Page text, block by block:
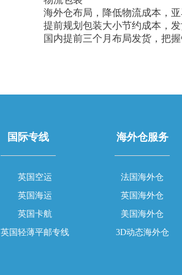
海外仓布局，降低物流成本，
提前规划包装大小节约成本，
国内提前三个月布局发货，把握
国际专线
英国空运
英国海运
英国卡航
英国轻薄平邮专线
海外仓服务
法国海外仓
英国海外仓
美国海外仓
3D动态海外仓